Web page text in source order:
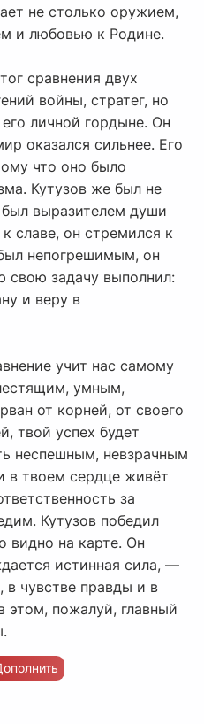
не столько оружием,
и любовью к Родине.
сравнения двух
войны, стратег, но
личной гордыне. Он
оказался сильнее. Его
что оно было
Кутузов же был не
выразителем души
славе, он стремился к
непогрешимым, он
свою задачу выполнил:
и веру в
учит нас самому
умным,
от корней, от своего
твой успех будет
неспешным, невзрачным
в твоем сердце живёт
за
Кутузов победил
видно на карте. Он
истинная сила, —
в чувстве правды и в
этом, пожалуй, главный